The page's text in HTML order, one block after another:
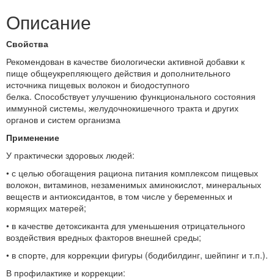
Описание
Свойства
Рекомендован в качестве биологически активной добавки к
пище общеукрепляющего действия и дополнительного
источника пищевых волокон и биодоступного
белка. Способствует улучшению функционального состояния
иммунной системы, желудочно­кишечного тракта и других
органов и систем организма
Применение
У практически здоровых людей:
• с целью обогащения рациона питания комплексом пищевых
волокон, витаминов, незаменимых аминокислот, минеральных
веществ и антиоксидантов, в том числе у беременных и
кормящих матерей;
• в качестве детоксиканта для уменьшения отрицательного
воздействия вредных факторов внешней среды;
• в спорте, для коррекции фигуры (бодибилдинг, шейпинг и т.п.).
В профилактике и коррекции: